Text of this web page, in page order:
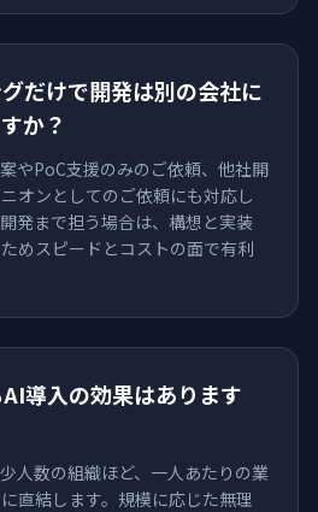
だけで開発は別の会社に
か？
やPoC支援のみのご依頼、他社開
オンとしてのご依頼にも対応し
発まで担う場合は、構想と実装
めスピードとコストの面で有利
導入の効果はあります
人数の組織ほど、一人あたりの業
直結します。規模に応じた無理